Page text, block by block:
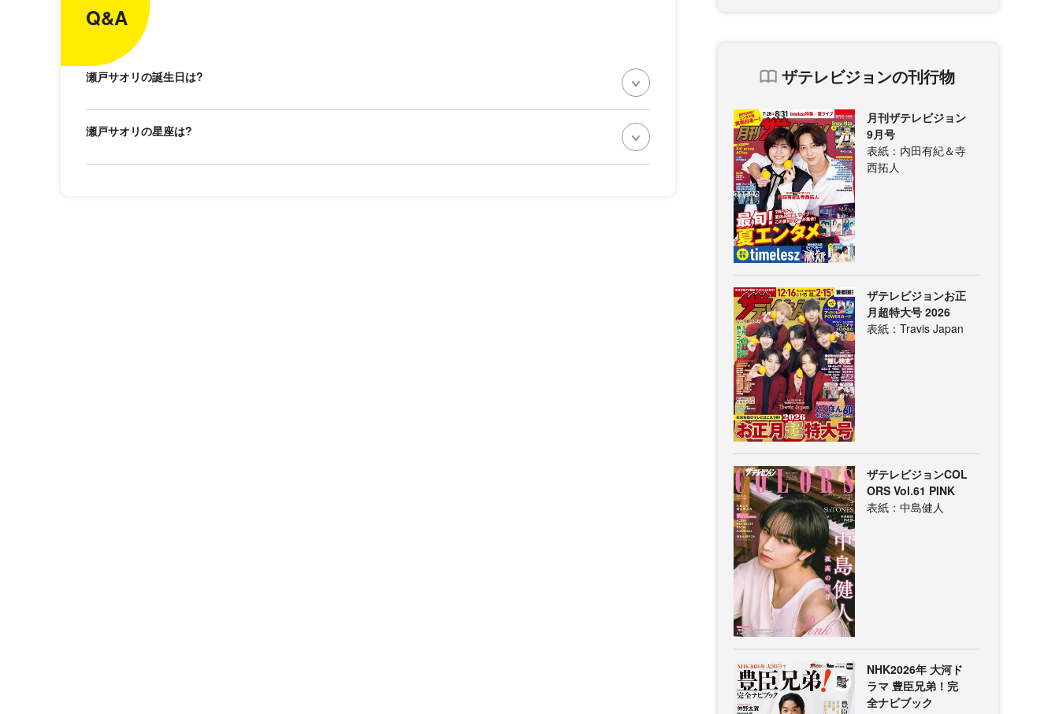
Q&A
瀬戸サオリの誕生日は?
瀬戸サオリの星座は?
ザテレビジョンの刊行物
月刊ザテレビジョン
9月号
表紙：内田有紀＆寺
西拓人
ザテレビジョンお正
月超特大号 2026
表紙：Travis Japan
ザテレビジョンCOL
ORS Vol.61 PINK
表紙：中島健人
NHK2026年 大河ド
ラマ 豊臣兄弟！完
全ナビブック